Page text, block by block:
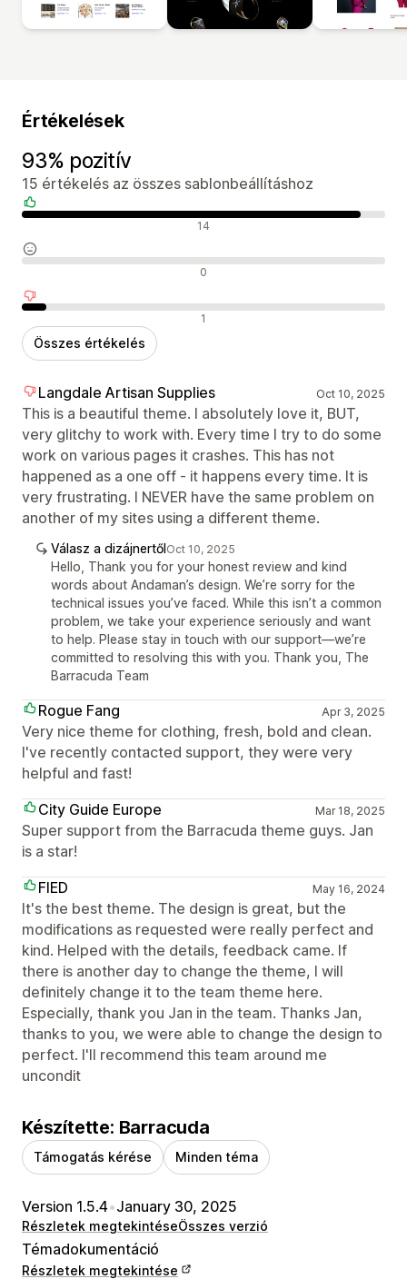
Értékelések
93% pozitív
15 értékelés az összes sablonbeállításhoz
Pozitív értékelések 14
Semleges értékelések 0
Negatív értékelések 1
Összes értékelés
Langdale Artisan Supplies Oct 10, 2025
This is a beautiful theme. I absolutely love it, BUT,
very glitchy to work with. Every time I try to do some
work on various pages it crashes. This has not
happened as a one off - it happens every time. It is
very frustrating. I NEVER have the same problem on
another of my sites using a different theme.
Válasz a dizájnertőlOct 10, 2025
Hello, Thank you for your honest review and kind
words about Andaman’s design. We’re sorry for the
technical issues you’ve faced. While this isn’t a common
problem, we take your experience seriously and want
to help. Please stay in touch with our support—we’re
committed to resolving this with you. Thank you, The
Barracuda Team
Rogue Fang Apr 3, 2025
Very nice theme for clothing, fresh, bold and clean.
I've recently contacted support, they were very
helpful and fast!
City Guide Europe
Mar 18, 2025
Super support from the Barracuda theme guys. Jan
is a star!
FIED
May 16, 2024
It's the best theme. The design is great, but the
modifications as requested were really perfect and
kind. Helped with the details, feedback came. If
there is another day to change the theme, I will
definitely change it to the team theme here.
Especially, thank you Jan in the team. Thanks Jan,
thanks to you, we were able to change the design to
perfect. I'll recommend this team around me
uncondit
Készítette: Barracuda
Támogatás kérése Minden téma
Version 1.5.4•January 30, 2025
Részletek megtekintéseÖsszes verzió
Témadokumentáció
Részletek megtekintése